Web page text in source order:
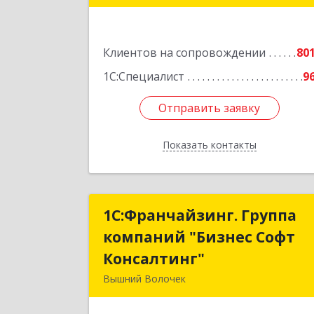
Клиентов на сопровождении
801
1С:Специалист
Отправить заявку
Показать контакты
Отправить заявку
Назад
1С:Франчайзинг. Группа
компаний "Бизнес Софт
Консалтинг"
Вышний Волочек
1С:Франчайзинг. Группа
компаний "Бизнес Софт